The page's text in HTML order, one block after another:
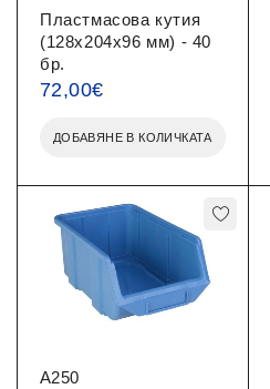
Пластмасова кутия
(128x204x96 мм) - 40
бр.
72,00€
ДОБАВЯНЕ В КОЛИЧКАТА
A250